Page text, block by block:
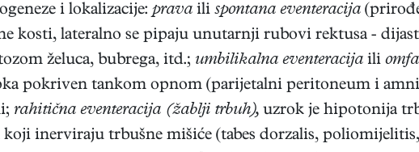
i lokalizacije:prava ili spontana eventeracija
kosti, lateralno se pipaju unutarnji rubovi rektusa -
želuca, bubrega, itd.; umbilikalna eventeracija ili
pokriven tankom opnom (parijetalni peritoneum i
rahitična eventeracija (žablji trbuh), uzrok je hipotonija
koji inerviraju trbušne mišiće (tabes dorzalis,